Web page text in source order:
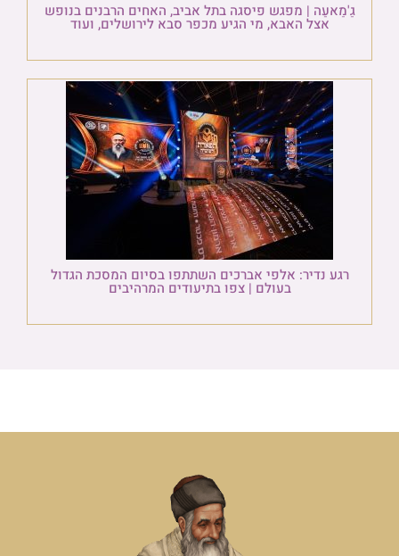
גַ'מַאעַה | מפגש פיסגה בתל אביב, האחים הרבנים בנופש
אצל האבא, מי הגיע מכפר סבא לירושלים, ועוד
רגע נדיר: אלפי אברכים השתתפו בסיום המסכת הגדול
בעולם | צפו בתיעודים המרהיבים